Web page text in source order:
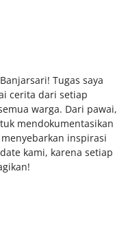
Tugas saya
cerita dari setiap
warga. Dari pawai,
mendokumentasikan
inspirasi
kami, karena setiap